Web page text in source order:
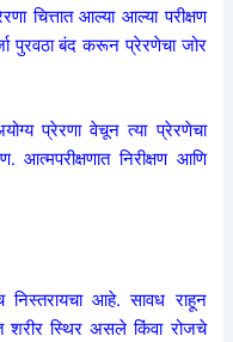
चित्तात आल्या आल्या परीक्षण
पुरवठा बंद करून प्रेरणेचा जोर
प्रेरणा वेचून त्या प्रेरणेचा
आत्मपरीक्षणात निरीक्षण आणि
निस्तरायचा आहे. सावध राहून
शरीर स्थिर असले किंवा रोजचे